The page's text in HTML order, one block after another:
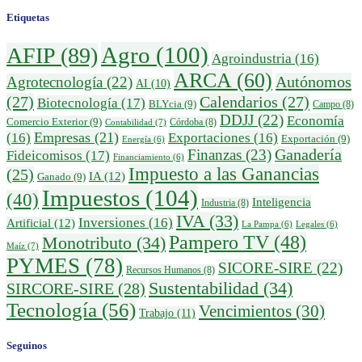
Etiquetas
AFIP (89) Agro (100) Agroindustria (16)
Agrotecnología (22) AI (10) ARCA(60) Autónomos
(27) Biotecnología (17) BLYcia (9) Calendarios (27) Campo (8)
Comercio Exterior(9) Contabilidad (7) Córdoba (8) DDJJ (22) Economía
(16) Empresas (21) Energía (6) Exportaciones (16) Exportación (9)
Fideicomisos (17) Financiamiento (6) Finanzas (23)Ganadería
(25) Ganado (9) IA (12) Impuesto a las Ganancias
(40) Impuestos (104) Industria (8) Inteligencia
Artificial (12) Inversiones (16) IVA(33) La Pampa (6) Legales (6)
Maíz (7) Monotributo (34)Pampero TV (48)
PYMES (78) Recursos Humanos (8) SICORE-SIRE (22)
SIRCORE-SIRE (28) Sustentabilidad (34)
Tecnología (56) Trabajo (11) Vencimientos (30)
Seguinos